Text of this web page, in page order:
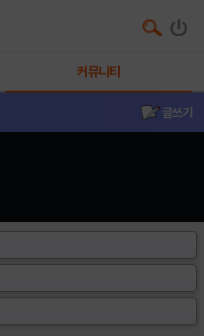
커뮤니티
글쓰기